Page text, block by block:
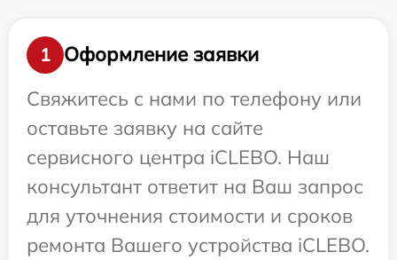
1
Оформление заявки
Свяжитесь с нами по телефону или
оставьте заявку на сайте
сервисного центра iCLEBO. Наш
консультант ответит на Ваш запрос
для уточнения стоимости и сроков
ремонта Вашего устройства iCLEBO.